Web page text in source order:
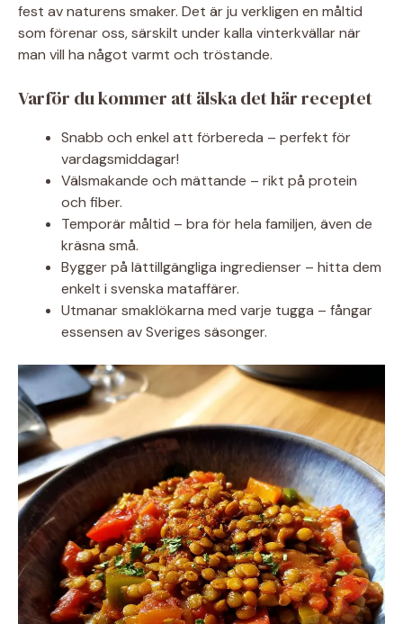
fest av naturens smaker. Det är ju verkligen en måltid
som förenar oss, särskilt under kalla vinterkvällar när
man vill ha något varmt och tröstande.
Varför du kommer att älska det här receptet
Snabb och enkel att förbereda – perfekt för
vardagsmiddagar!
Välsmakande och mättande – rikt på protein
och fiber.
Temporär måltid – bra för hela familjen, även de
kräsna små.
Bygger på lättillgängliga ingredienser – hitta dem
enkelt i svenska mataffärer.
Utmanar smaklökarna med varje tugga – fångar
essensen av Sveriges säsonger.